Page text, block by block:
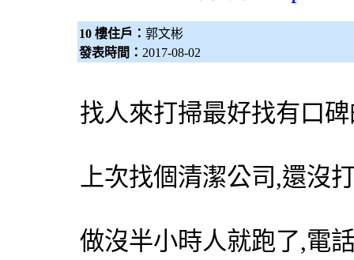
10 樓住戶： 郭文彬
發表時間： 2017-08-02
找人來打掃最好找有口
上次找個清潔公司,還沒
做沒半小時人就跑了,電